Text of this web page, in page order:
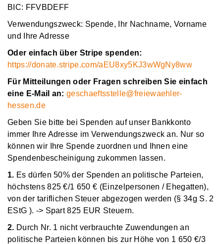
BIC: FFVBDEFF
Verwendungszweck: Spende, Ihr Nachname, Vorname
und Ihre Adresse
Oder einfach über Stripe spenden:
https://donate.stripe.com/aEU8xy5KJ3wWgNy8ww
Für Mitteilungen oder Fragen schreiben Sie einfach
eine E-Mail an: geschaeftsstelle@freiewaehler-
hessen.de
Geben Sie bitte bei Spenden auf unser Bankkonto
immer Ihre Adresse im Verwendungszweck an. Nur so
können wir Ihre Spende zuordnen und Ihnen eine
Spendenbescheinigung zukommen lassen.
1. Es dürfen 50% der Spenden an politische Parteien,
höchstens 825 €/1 650 € (Einzelpersonen / Ehegatten),
von der tariflichen Steuer abgezogen werden (§ 34g S. 2
EStG ). -> Spart 825 EUR Steuern.
2. Durch Nr. 1 nicht verbrauchte Zuwendungen an
politische Parteien können bis zur Höhe von 1 650 €/3